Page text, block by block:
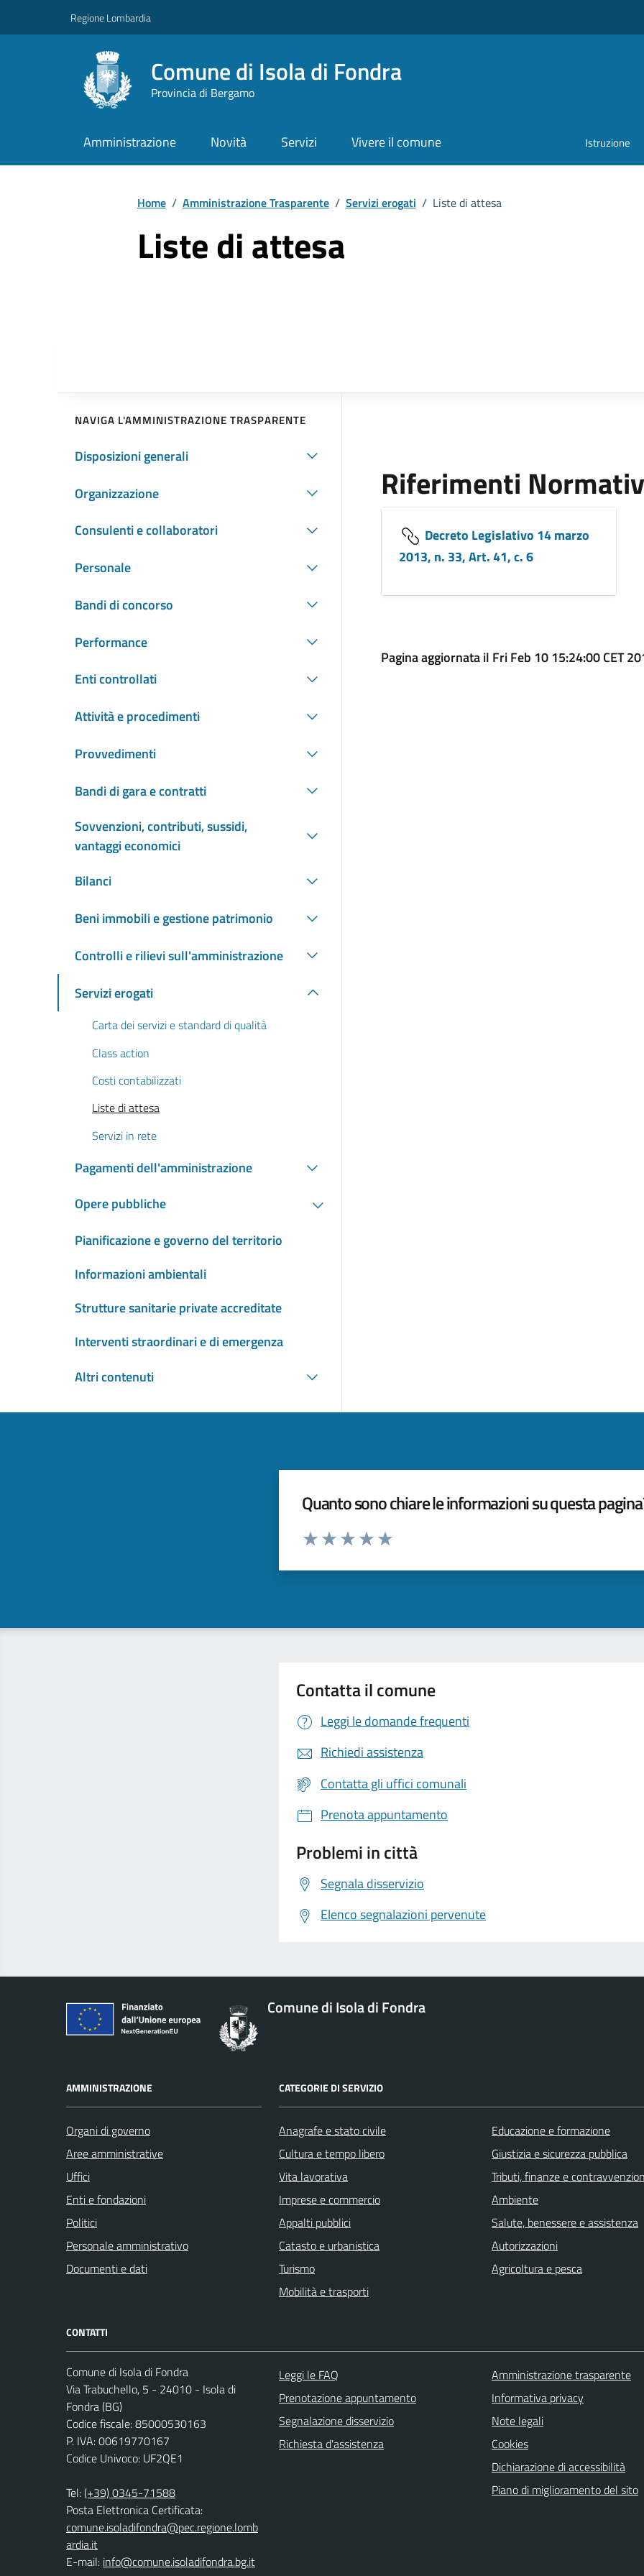
Regione Lombardia
Comune di Isola di Fondra
Provincia di Bergamo
Amministrazione Novità Servizi Vivere il comune Istruzione
Home / Amministrazione Trasparente / Servizi erogati / Liste di attesa
Liste di attesa
NAVIGA L'AMMINISTRAZIONE TRASPARENTE
Disposizioni generali
Organizzazione
Consulenti e collaboratori
Personale
Bandi di concorso
Performance
Enti controllati
Attività e procedimenti
Provvedimenti
Bandi di gara e contratti
Sovvenzioni, contributi, sussidi,
vantaggi economici
Bilanci
Beni immobili e gestione patrimonio
Controlli e rilievi sull'amministrazione
Servizi erogati
Carta dei servizi e standard di qualità
Class action
Costi contabilizzati
Liste di attesa
Servizi in rete
Pagamenti dell'amministrazione
Opere pubbliche
Pianificazione e governo del territorio
Informazioni ambientali
Strutture sanitarie private accreditate
Interventi straordinari e di emergenza
Altri contenuti
Riferimenti
Decreto Legislativo 14 marzo
2013, n. 33, Art. 41, c. 6
Pagina aggiornata il Fri Feb 10 15:24:00 CET
Quanto sono chiare le informazioni su questa
Valuta da 1 a 5 stelle la pagina
Contatta il comune
Leggi le domande frequenti
Richiedi assistenza
Contatta gli uffici comunali
Prenota appuntamento
Problemi in città
Segnala disservizio
Elenco segnalazioni pervenute
Comune di Isola di Fondra
AMMINISTRAZIONE
Organi di governo
Aree amministrative
Uffici
Enti e fondazioni
Politici
Personale amministrativo
Documenti e dati
CATEGORIE DI SERVIZIO
Anagrafe e stato civile
Cultura e tempo libero
Vita lavorativa
Imprese e commercio
Appalti pubblici
Catasto e urbanistica
Turismo
Mobilità e trasporti
Educazione e formazione
Giustizia e sicurezza pubblica
Tributi, finanze e
Ambiente
Salute, benessere e assistenza
Autorizzazioni
Agricoltura e pesca
CONTATTI
Comune di Isola di Fondra
Via Trabuchello, 5 - 24010 - Isola di
Fondra (BG)
Codice fiscale: 85000530163
P. IVA: 00619770167
Codice Univoco: UF2QE1
Tel:(+39) 0345-71588
Posta Elettronica Certificata:
comune.isoladifondra@pec.regione.lomb
ardia.it
E-mail: info@comune.isoladifondra.bg.it
Leggi le FAQ
Prenotazione appuntamento
Segnalazione disservizio
Richiesta d'assistenza
Amministrazione trasparente
Informativa privacy
Note legali
Cookies
Dichiarazione di accessibilità
Piano di miglioramento del sito